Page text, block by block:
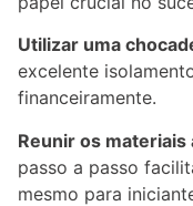
Utilizar uma
excelente
financeiramente.
Reunir os materiais
passo a passo
mesmo para